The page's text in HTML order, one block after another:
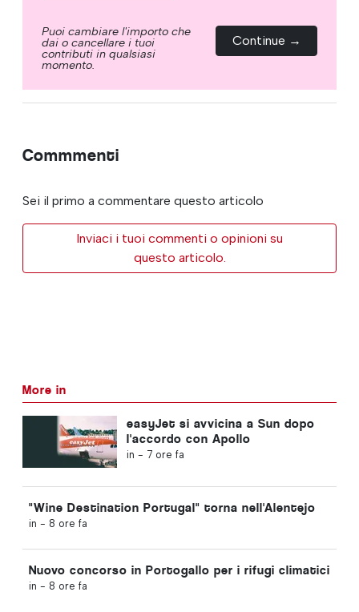
Puoi cambiare l'importo che
dai o cancellare i tuoi
contributi in qualsiasi
momento.
Continue →
Commmenti
Sei il primo a commentare questo articolo
Inviaci i tuoi commenti o opinioni su
questo articolo.
More in
easyJet si avvicina a Sun dopo
l'accordo con Apollo
in - 7 ore fa
"Wine Destination Portugal" torna nell'Alentejo
in - 8 ore fa
Nuovo concorso in Portogallo per i rifugi climatici
in - 8 ore fa